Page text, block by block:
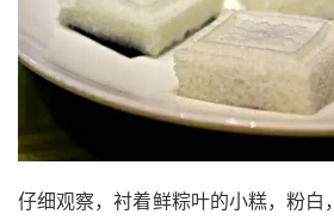
仔细观察，衬着鲜粽叶的小糕，粉白